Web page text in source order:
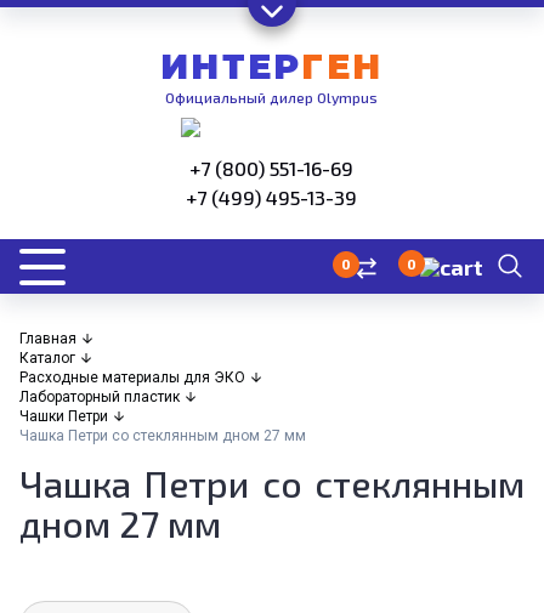
ИНТЕРГЕН
Официальный дилер Olympus
+7 (800) 551-16-69
+7 (499) 495-13-39
0 0
Главная
Каталог
Расходные материалы для ЭКО
Лабораторный пластик
Чашки Петри
Чашка Петри со стеклянным дном 27 мм
Чашка Петри со стеклянным
дном 27 мм